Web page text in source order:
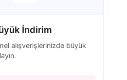
İndirim
alışverişlerinizde büyük